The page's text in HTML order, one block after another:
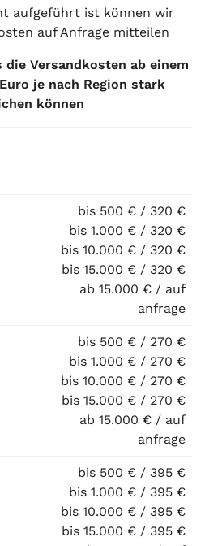
aufgeführt ist können wir
auf Anfrage mitteilen
die Versandkosten ab einem
je nach Region stark
können
bis 500 € / 320 €
bis 1.000 € / 320 €
bis 10.000 € / 320 €
bis 15.000 € / 320 €
ab 15.000 € / auf
anfrage
bis 500 € / 270 €
bis 1.000 € / 270 €
bis 10.000 € / 270 €
bis 15.000 € / 270 €
ab 15.000 € / auf
anfrage
bis 500 € / 395 €
bis 1.000 € / 395 €
bis 10.000 € / 395 €
bis 15.000 € / 395 €